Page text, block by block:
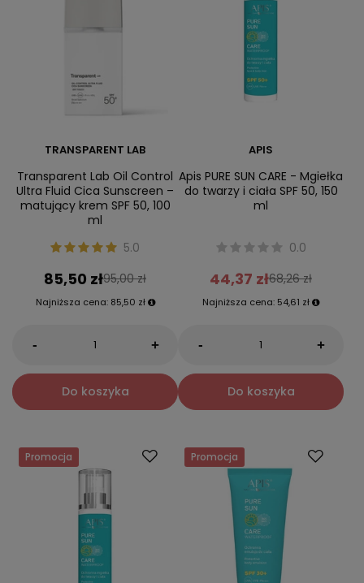
TRANSPARENT LAB
Transparent Lab Oil Control
Ultra Fluid Cica Sunscreen –
matujący krem SPF 50, 100
ml
5.0
85,50 zł95,00 zł
Najniższa cena: 85,50 zł
- +
Do koszyka
APIS
Apis PURE SUN CARE - Mgiełka
do twarzy i ciała SPF 50, 150
ml
0.0
44,37 zł68,26 zł
Najniższa cena: 54,61 zł
- +
Do koszyka
Promocja Promocja